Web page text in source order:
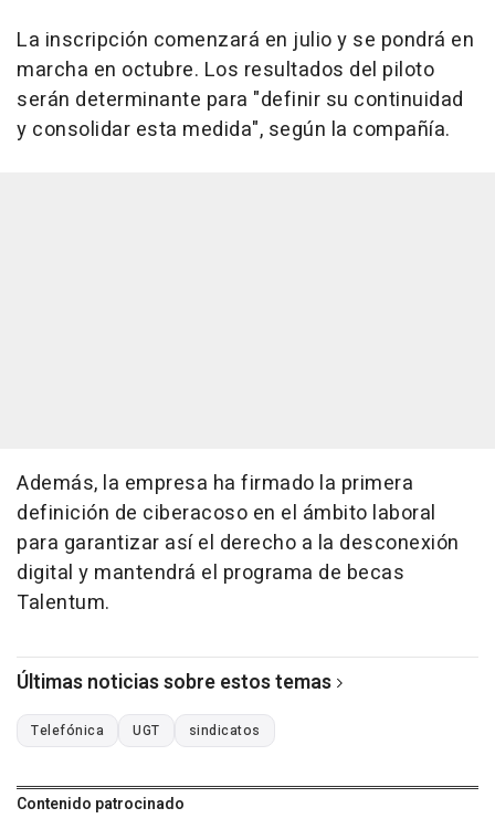
La inscripción comenzará en julio y se pondrá en
marcha en octubre. Los resultados del piloto
serán determinante para "definir su continuidad
y consolidar esta medida", según la compañía.
Además, la empresa ha firmado la primera
definición de ciberacoso en el ámbito laboral
para garantizar así el derecho a la desconexión
digital y mantendrá el programa de becas
Talentum.
Últimas noticias sobre estos temas
Telefónica UGT sindicatos
Contenido patrocinado